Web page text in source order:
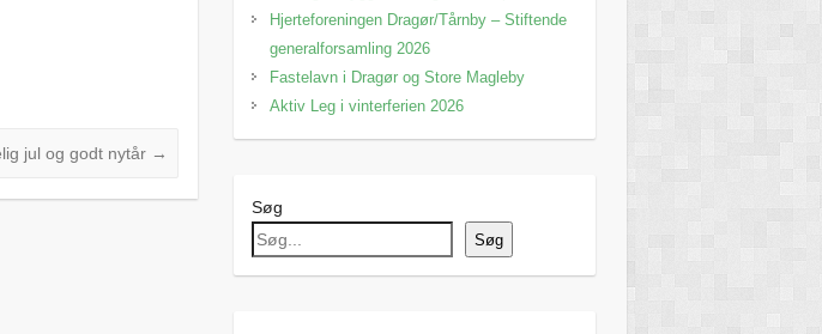
jul og godt nytår →
Hjerteforeningen Dragør/Tårnby – Stiftende
generalforsamling 2026
Fastelavn i Dragør og Store Magleby
Aktiv Leg i vinterferien 2026
Søg
Søg